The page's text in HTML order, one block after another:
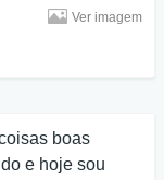
Ver imagem
boas
e hoje sou